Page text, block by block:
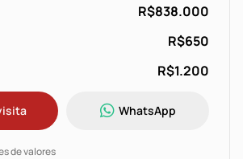
R$838.000
R$650
R$1.200
WhatsApp
de valores